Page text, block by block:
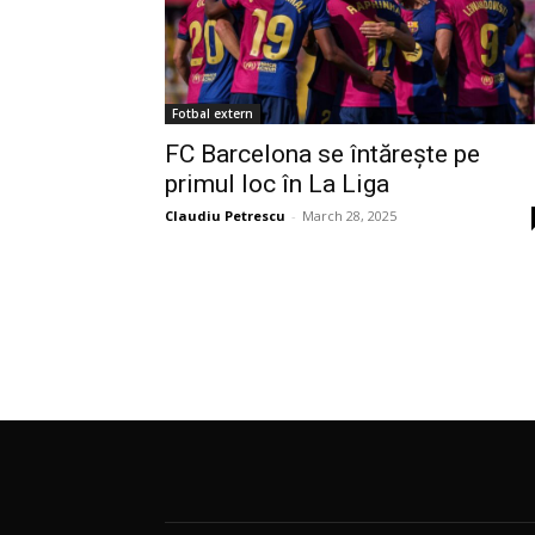
Fotbal extern
FC Barcelona se întărește pe
primul loc în La Liga
Claudiu Petrescu - March 28, 2025